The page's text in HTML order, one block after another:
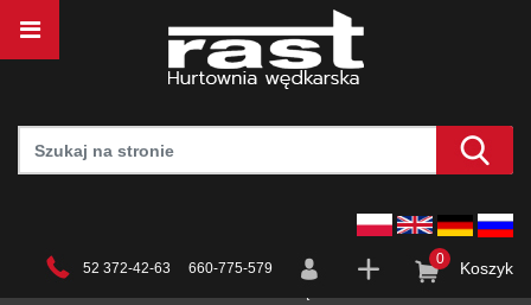
52 372-42-63 660-775-579
0 Koszyk